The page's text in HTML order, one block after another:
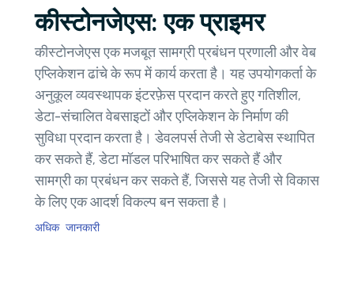
कीस्टोनजेएस: एक प्राइमर
कीस्टोनजेएस एक मजबूत सामग्री प्रबंधन प्रणाली और वेब
एप्लिकेशन ढांचे के रूप में कार्य करता है। यह उपयोगकर्ता के
अनुकूल व्यवस्थापक इंटरफ़ेस प्रदान करते हुए गतिशील,
डेटा-संचालित वेबसाइटों और एप्लिकेशन के निर्माण की
सुविधा प्रदान करता है। डेवलपर्स तेजी से डेटाबेस स्थापित
कर सकते हैं, डेटा मॉडल परिभाषित कर सकते हैं और
सामग्री का प्रबंधन कर सकते हैं, जिससे यह तेजी से विकास
के लिए एक आदर्श विकल्प बन सकता है।
अधिक जानकारी